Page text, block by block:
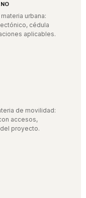
urbana:
cédula
aplicables.
de movilidad:
accesos,
proyecto.